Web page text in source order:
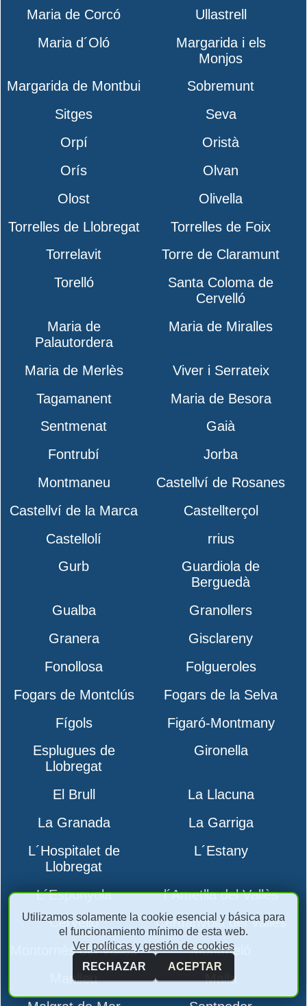
Maria de Corcó
Ullastrell
Maria d´Oló
Margarida i els
Monjos
Margarida de Montbui
Sobremunt
Sitges
Seva
Orpí
Oristà
Orís
Olvan
Olost
Olivella
Torrelles de Llobregat
Torrelles de Foix
Torrelavit
Torre de Claramunt
Torelló
Santa Coloma de
Cervelló
Maria de
Palautordera
Maria de Miralles
Maria de Merlès
Viver i Serrateix
Tagamanent
Maria de Besora
Sentmenat
Gaià
Fontrubí
Jorba
Montmaneu
Castellví de Rosanes
Castellví de la Marca
Castellterçol
Castellolí
rrius
Gurb
Guardiola de
Berguedà
Gualba
Granollers
Granera
Gisclareny
Fonollosa
Folgueroles
Fogars de Montclús
Fogars de la Selva
Fígols
Figaró-Montmany
Esplugues de
Llobregat
Gironella
El Brull
La Llacuna
La Granada
La Garriga
L´Hospitalet de
Llobregat
L´Estany
L´Espunyola
l´Ametlla del Vallès
Cervelló
Cerdanyola del Vallès
Montornès del Vallès
Montmeló
Manlleu
Malla
Utilizamos solamente la cookie esencial y básica para
el funcionamiento mínimo de esta web.
Ver políticas y gestión de cookies
RECHAZAR
ACEPTAR